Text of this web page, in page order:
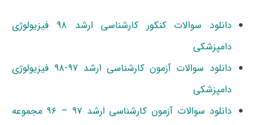
دانلود سوالات کنکور کارشناسی ارشد ۹۸ فیزیولوژی
دامپزشکی
دانلود سوالات آزمون کارشناسی ارشد ۹۷-۹۸ فیزیولوژی
دامپزشکی
دانلود سوالات آزمون کارشناسی ارشد ۹۷ – ۹۶ مجموعه